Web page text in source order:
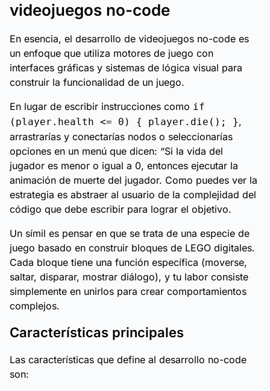
videojuegos no-code
En esencia, el desarrollo de videojuegos no-code es
un enfoque que utiliza motores de juego con
interfaces gráficas y sistemas de lógica visual para
construir la funcionalidad de un juego.
En lugar de escribir instrucciones como if
(player.health <= 0) { player.die(); },
arrastrarías y conectarías nodos o seleccionarías
opciones en un menú que dicen: “Si la vida del
jugador es menor o igual a 0, entonces ejecutar la
animación de muerte del jugador. Como puedes ver la
estrategia es abstraer al usuario de la complejidad del
código que debe escribir para lograr el objetivo.
Un símil es pensar en que se trata de una especie de
juego basado en construir bloques de LEGO digitales.
Cada bloque tiene una función específica (moverse,
saltar, disparar, mostrar diálogo), y tu labor consiste
simplemente en unirlos para crear comportamientos
complejos.
Características principales
Las características que define al desarrollo no-code
son: